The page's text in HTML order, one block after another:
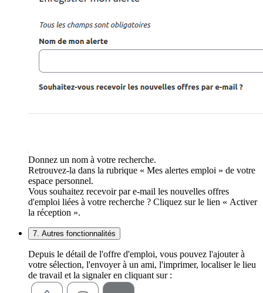
Donnez un nom à votre recherche.
Retrouvez-la dans la rubrique « Mes alertes emploi » de votre
espace personnel.
Vous souhaitez recevoir par e-mail les nouvelles offres
d'emploi liées à votre recherche ? Cliquez sur le lien « Activer
la réception ».
7. Autres fonctionnalités
Depuis le détail de l'offre d'emploi, vous pouvez l'ajouter à
votre sélection, l'envoyer à un ami, l'imprimer, localiser le lieu
de travail et la signaler en cliquant sur :